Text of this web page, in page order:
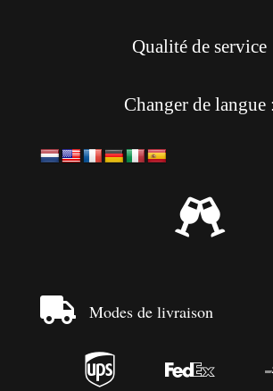
Qualité de service
Changer de langue :

 Modes de livraison
 